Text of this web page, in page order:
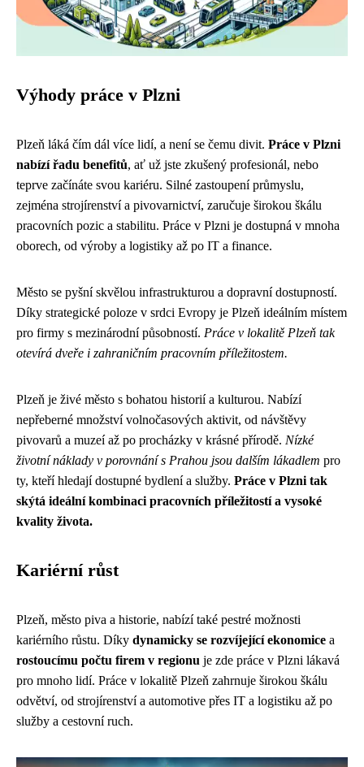
Výhody práce v Plzni
Plzeň láká čím dál více lidí, a není se čemu divit. Práce v Plzni
nabízí řadu benefitů, ať už jste zkušený profesionál, nebo
teprve začínáte svou kariéru. Silné zastoupení průmyslu,
zejména strojírenství a pivovarnictví, zaručuje širokou škálu
pracovních pozic a stabilitu. Práce v Plzni je dostupná v mnoha
oborech, od výroby a logistiky až po IT a finance.
Město se pyšní skvělou infrastrukturou a dopravní dostupností.
Díky strategické poloze v srdci Evropy je Plzeň ideálním místem
pro firmy s mezinárodní působností. Práce v lokalitě Plzeň tak
otevírá dveře i zahraničním pracovním příležitostem.
Plzeň je živé město s bohatou historií a kulturou. Nabízí
nepřeberné množství volnočasových aktivit, od návštěvy
pivovarů a muzeí až po procházky v krásné přírodě. Nízké
životní náklady v porovnání s Prahou jsou dalším lákadlem pro
ty, kteří hledají dostupné bydlení a služby. Práce v Plzni tak
skýtá ideální kombinaci pracovních příležitostí a vysoké
kvality života.
Kariérní růst
Plzeň, město piva a historie, nabízí také pestré možnosti
kariérního růstu. Díky dynamicky se rozvíjející ekonomice a
rostoucímu počtu firem v regionu je zde práce v Plzni lákavá
pro mnoho lidí. Práce v lokalitě Plzeň zahrnuje širokou škálu
odvětví, od strojírenství a automotive přes IT a logistiku až po
služby a cestovní ruch.